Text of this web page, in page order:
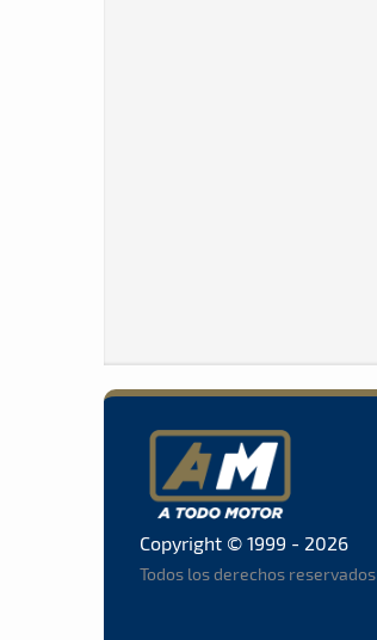
Copyright © 1999 - 2026
Todos los derechos reservados